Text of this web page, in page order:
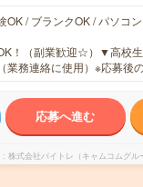
OK / ブランクOK / パソコ
！（副業歓迎☆）▼高校
業務連絡に使用）※応募後
応募へ進む
株式会社バイトレ（キャムコムグル